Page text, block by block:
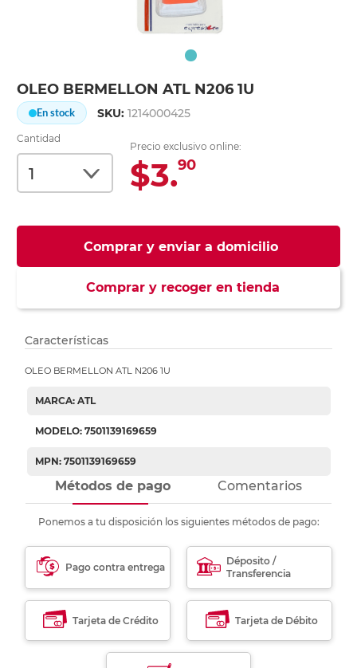
OLEO BERMELLON ATL N206 1U
En stock SKU:1214000425
Cantidad
Precio exclusivo online:
$3.90
Comprar y enviar a domicilio
Comprar y recoger en tienda
Características
OLEO BERMELLON ATL N206 1U
MARCA: ATL
MODELO: 7501139169659
MPN: 7501139169659
Métodos de pago Comentarios
Ponemos a tu disposición los siguientes métodos de pago:
Pago contra entrega
Déposito /
Transferencia
Tarjeta de Crédito Tarjeta de Débito